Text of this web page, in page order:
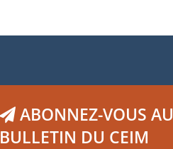
ABONNEZ-VOUS AU
BULLETIN DU CEIM